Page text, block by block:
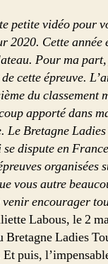
petite vidéo pour
2020. Cette année
Pour ma
cette épreuve.
du classement
apporté dans
Le Bretagne Ladies
dispute en
organisées
vous autre
encourager
Labous, le 2
Bretagne Ladies
Et puis,